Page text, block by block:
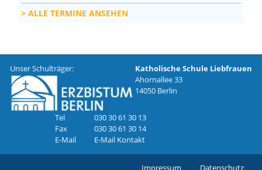
ALLE TERMINE ANSEHEN
Unser Schulträger:
Katholische Schule Liebfrauen
Ahornallee 33
14050 Berlin
Tel
030 30 61 30 13
Fax
030 30 61 30 14
E-Mail
E-Mail Kontakt
Impressum Datenschutz